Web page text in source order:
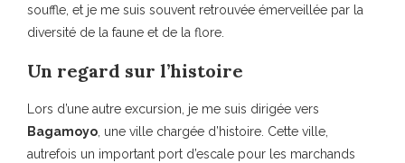
souffle, et je me suis souvent retrouvée émerveillée par la
diversité de la faune et de la flore.
Un regard sur l’histoire
Lors d’une autre excursion, je me suis dirigée vers
Bagamoyo, une ville chargée d’histoire. Cette ville,
autrefois un important port d’escale pour les marchands